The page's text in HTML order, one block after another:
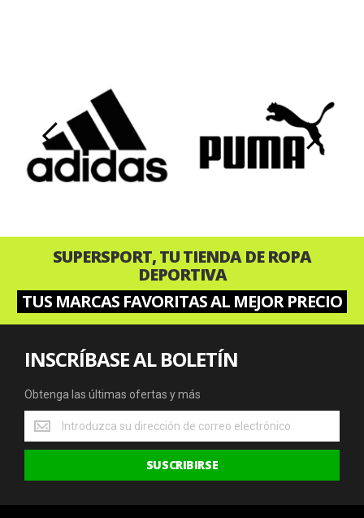
‹ ›
SUPERSPORT, TU TIENDA DE ROPA
DEPORTIVA
TUS MARCAS FAVORITAS AL MEJOR PRECIO
INSCRÍBASE AL BOLETÍN
Obtenga las últimas ofertas y más
Obtenga
las
últimas
y
SUSCRIBIRSE